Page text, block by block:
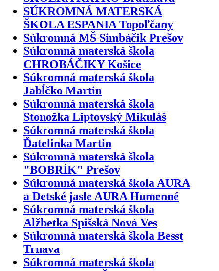
SÚKROMNÁ MATERSKÁ
ŠKOLA ESPANIA Topoľčany
Súkromná MŠ Simbáčik Prešov
Súkromná materská škola
CHROBÁČIKY Košice
Súkromná materská škola
Jabĺčko Martin
Súkromná materská škola
Stonožka Liptovský Mikuláš
Súkromná materská škola
Ďatelinka Martin
Súkromná materská škola
"BOBRÍK" Prešov
Súkromná materská škola AURA
a Detské jasle AURA Humenné
Súkromná materská škola
Alžbetka Spišská Nová Ves
Súkromná materská škola Besst
Trnava
Súkromná materská škola